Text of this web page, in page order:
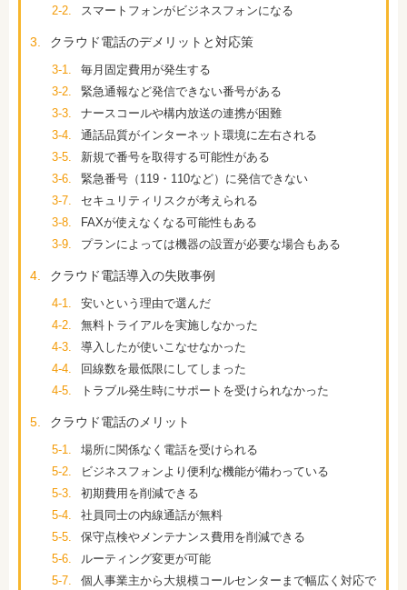
2-2.
スマートフォンがビジネスフォンになる
3. クラウド電話のデメリットと対応策
3-1.
毎月固定費用が発生する
3-2.
緊急通報など発信できない番号がある
3-3.
ナースコールや構内放送の連携が困難
3-4.
通話品質がインターネット環境に左右される
3-5.
新規で番号を取得する可能性がある
3-6.
緊急番号（119・110など）に発信できない
3-7.
セキュリティリスクが考えられる
3-8.
FAXが使えなくなる可能性もある
3-9.
プランによっては機器の設置が必要な場合もある
4. クラウド電話導入の失敗事例
4-1.
安いという理由で選んだ
4-2.
無料トライアルを実施しなかった
4-3.
導入したが使いこなせなかった
4-4.
回線数を最低限にしてしまった
4-5.
トラブル発生時にサポートを受けられなかった
5. クラウド電話のメリット
5-1.
場所に関係なく電話を受けられる
5-2.
ビジネスフォンより便利な機能が備わっている
5-3.
初期費用を削減できる
5-4.
社員同士の内線通話が無料
5-5.
保守点検やメンテナンス費用を削減できる
5-6.
ルーティング変更が可能
5-7.
個人事業主から大規模コールセンターまで幅広く対応で